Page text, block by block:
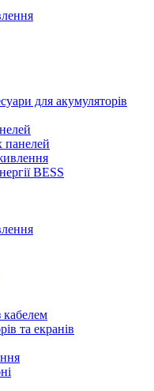
для акумуляторів
панелей
BESS
кабелем
та екранів